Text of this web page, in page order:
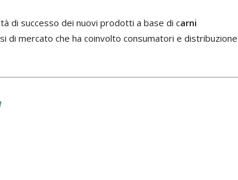
di successo dei nuovi prodotti a base di carni
di mercato che ha coinvolto consumatori e distribuzione